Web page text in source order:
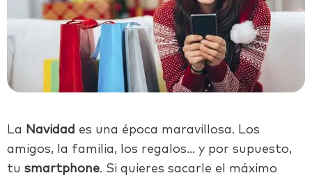
La Navidad es una época maravillosa. Los
amigos, la familia, los regalos… y por supuesto,
tu smartphone. Si quieres sacarle el máximo